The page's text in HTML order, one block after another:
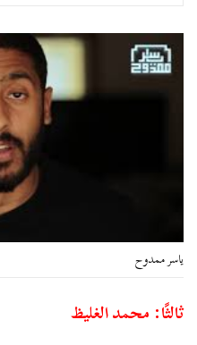
ياسر ممدوح
ثالثًا: محمد الغليظ